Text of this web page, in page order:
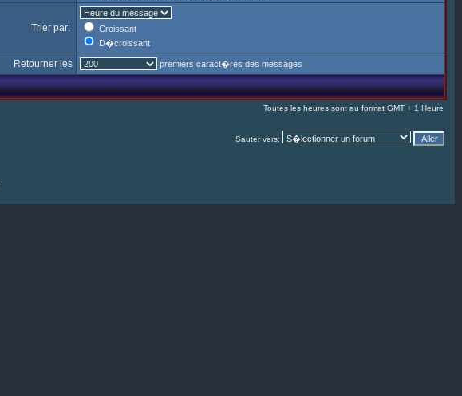
Trier par:
Croissant
D�croissant
Retourner les premiers caract�res des messages
Toutes les heures sont au format GMT + 1 Heure
Sauter vers: